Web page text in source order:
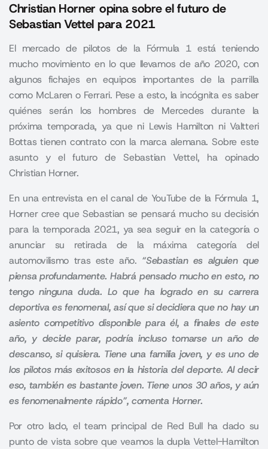
Christian Horner opina sobre el futuro de
Sebastian Vettel para 2021
El mercado de pilotos de la Fórmula 1 está teniendo
mucho movimiento en lo que llevamos de año 2020, con
algunos fichajes en equipos importantes de la parrilla
como McLaren o Ferrari. Pese a esto, la incógnita es saber
quiénes serán los hombres de Mercedes durante la
próxima temporada, ya que ni Lewis Hamilton ni Valtteri
Bottas tienen contrato con la marca alemana. Sobre este
asunto y el futuro de Sebastian Vettel, ha opinado
Christian Horner.
En una entrevista en el canal de YouTube de la Fórmula 1,
Horner cree que Sebastian se pensará mucho su decisión
para la temporada 2021, ya sea seguir en la categoría o
anunciar su retirada de la máxima categoría del
automovilismo tras este año. “Sebastian es alguien que
piensa profundamente. Habrá pensado mucho en esto, no
tengo ninguna duda. Lo que ha logrado en su carrera
deportiva es fenomenal, así que si decidiera que no hay un
asiento competitivo disponible para él, a finales de este
año, y decide parar, podría incluso tomarse un año de
descanso, si quisiera. Tiene una familia joven, y es uno de
los pilotos más exitosos en la historia del deporte. Al decir
eso, también es bastante joven. Tiene unos 30 años, y aún
es fenomenalmente rápido”, comenta Horner.
Por otro lado, el team principal de Red Bull ha dado su
punto de vista sobre que veamos la dupla Vettel-Hamilton